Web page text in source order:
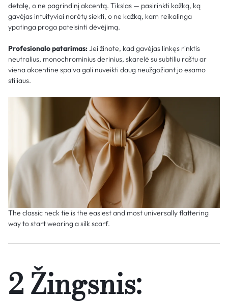
detalę, o ne pagrindinį akcentą. Tikslas — pasirinkti kažką, ką
gavėjas intuityviai norėtų siekti, o ne kažką, kam reikalinga
ypatinga proga pateisinti dėvėjimą.
Profesionalo patarimas:Jei žinote, kad gavėjas linkęs rinktis
neutralius, monochrominius derinius, skarelė su subtiliu raštu ar
viena akcentine spalva gali nuveikti daug neužgožiant jo esamo
stiliaus.
The classic neck tie is the easiest and most universally flattering
way to start wearing a silk scarf.
2 Žingsnis: